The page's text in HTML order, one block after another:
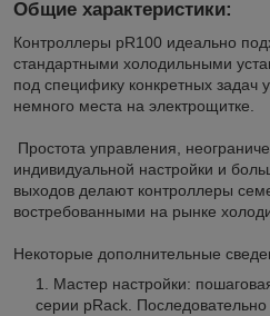
Общие характеристики:
Контроллеры pR100 идеально
стандартными холодильными
под специфику конкретных задач
немного места на электрощитке.
Простота управления,
индивидуальной настройки и
выходов делают контроллеры
востребованными на рынке
Некоторые дополнительные
Мастер настройки:
серии pRack.